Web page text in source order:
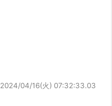
2024/04/16(火) 07:32:33.03